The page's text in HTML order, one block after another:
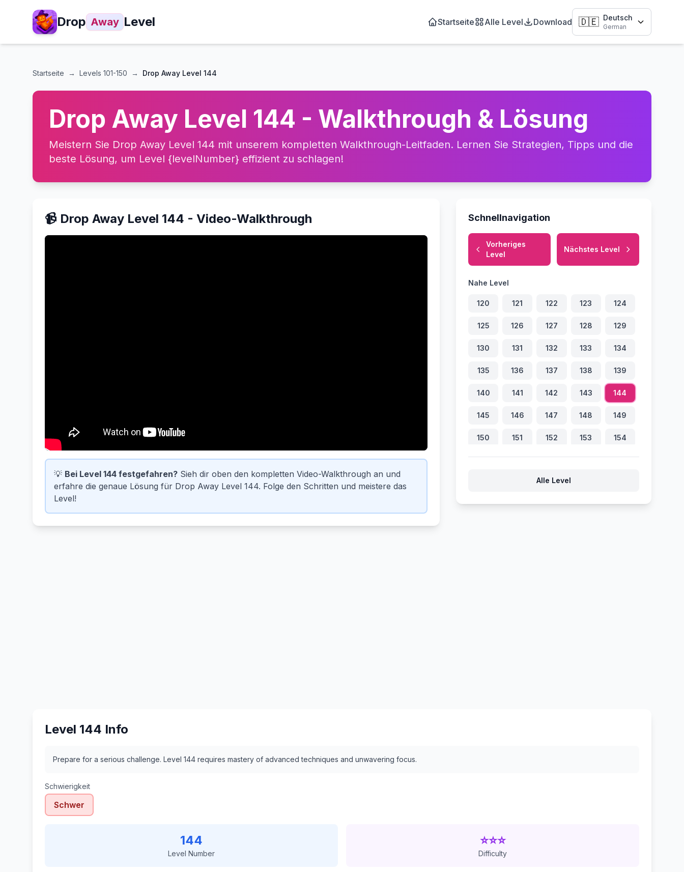
Drop Away Level Startseite Alle Level Download 🇩🇪 Deutsch
German
Startseite → Levels 101-150 → Drop Away Level 144
Drop Away Level 144 - Walkthrough & Lösung
Meistern Sie Drop Away Level 144 mit unserem kompletten Walkthrough-Leitfaden. Lernen Sie Strategien, Tipps und die
beste Lösung, um Level {levelNumber} effizient zu schlagen!
📹 Drop Away Level 144 - Video-Walkthrough
💡 Bei Level 144 festgefahren? Sieh dir oben den kompletten Video-Walkthrough an und
erfahre die genaue Lösung für Drop Away Level 144. Folge den Schritten und meistere das
Level!
Schnellnavigation
Vorheriges
Level
Nächstes Level
Nahe Level
120 121 122 123 124
125 126 127 128 129
130 131 132 133 134
135 136 137 138 139
140 141 142 143 144
145 146 147 148 149
150 151 152 153 154
155 156 157 158 159
162
165 166 167 168
Alle Level
Level 144 Info
Prepare for a serious challenge. Level 144 requires mastery of advanced techniques and unwavering focus.
Schwierigkeit
Schwer
144
Level Number
⭐⭐⭐
Difficulty